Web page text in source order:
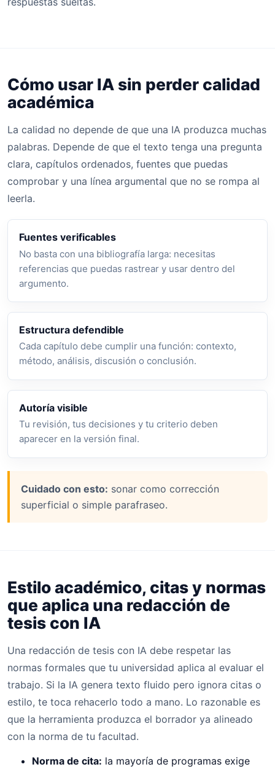
Cómo usar IA sin perder calidad
académica
La calidad no depende de que una IA produzca muchas
palabras. Depende de que el texto tenga una pregunta
clara, capítulos ordenados, fuentes que puedas
comprobar y una línea argumental que no se rompa al
leerla.
Fuentes verificables
No basta con una bibliografía larga: necesitas
referencias que puedas rastrear y usar dentro del
argumento.
Estructura defendible
Cada capítulo debe cumplir una función: contexto,
método, análisis, discusión o conclusión.
Autoría visible
Tu revisión, tus decisiones y tu criterio deben
aparecer en la versión final.
Cuidado con esto: sonar como corrección
superficial o simple parafraseo.
Estilo académico, citas y normas
que aplica una redacción de
tesis con IA
Una redacción de tesis con IA debe respetar las
normas formales que tu universidad aplica al evaluar el
trabajo. Si la IA genera texto fluido pero ignora citas o
estilo, te toca rehacerlo todo a mano. Lo razonable es
que la herramienta produzca el borrador ya alineado
con la norma de tu facultad.
Norma de cita: la mayoría de programas exige